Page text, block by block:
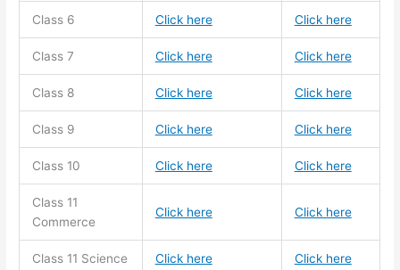
Class 6 Click here Click here
Class 7 Click here Click here
Class 8 Click here Click here
Class 9 Click here Click here
Class 10 Click here Click here
Class 11
Commerce
Click here Click here
Class 11 Science Click here Click here